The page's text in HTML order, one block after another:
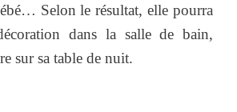
Selon le résultat, elle pourra
dans la salle de bain,
sur sa table de nuit.